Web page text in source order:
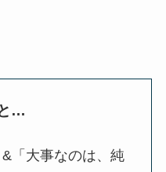
…
&「大事なのは、純